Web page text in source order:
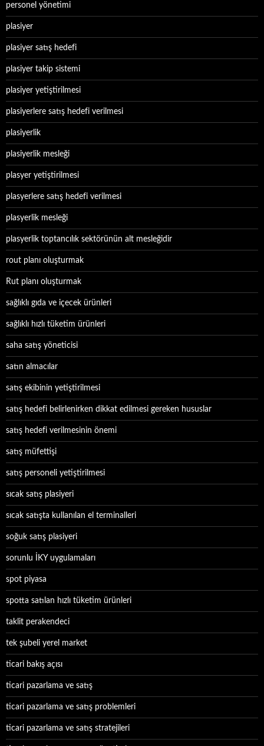
personel yönetimi
plasiyer
plasiyer satış hedefi
plasiyer takip sistemi
plasiyer yetiştirilmesi
plasiyerlere satış hedefi verilmesi
plasiyerlik
plasiyerlik mesleği
plasyer yetiştirilmesi
plasyerlere satış hedefi verilmesi
plasyerlik mesleği
plasyerlik toptancılık sektörünün alt mesleğidir
rout planı oluşturmak
Rut planı oluşturmak
sağlıklı gıda ve içecek ürünleri
sağlıklı hızlı tüketim ürünleri
saha satış yöneticisi
satın almacılar
satış ekibinin yetiştirilmesi
satış hedefi belirlenirken dikkat edilmesi gereken hususlar
satış hedefi verilmesinin önemi
satış müfettişi
satış personeli yetiştirilmesi
sıcak satış plasiyeri
sıcak satışta kullanılan el terminalleri
soğuk satış plasiyeri
sorunlu İKY uygulamaları
spot piyasa
spotta satılan hızlı tüketim ürünleri
taklit perakendeci
tek şubeli yerel market
ticari bakış açısı
ticari pazarlama ve satış
ticari pazarlama ve satış problemleri
ticari pazarlama ve satış stratejileri